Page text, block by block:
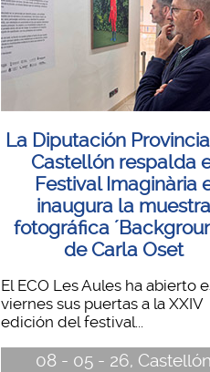
La Diputación
Castellón respalda
Festival Imaginària
inaugura la
fotográfica
de Carla Oset
El ECO Les Aules ha abierto
viernes sus puertas a la XXIV
edición del festival...
08 - 05 - 26,